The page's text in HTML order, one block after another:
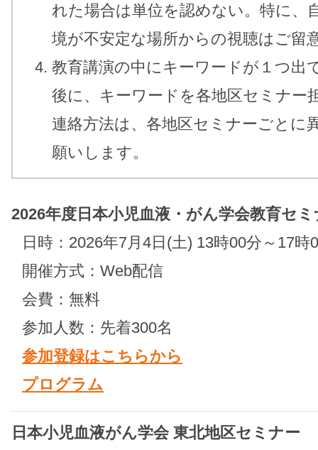
れた場合は単位を認めない。特に、
境が不安定な場所からの視聴はご留
教育講演の中にキーワードが１つ出
後に、キーワードを各地区セミナー
連絡方法は、各地区セミナーごとに
願いします。
2026年度日本小児血液・がん学会教育セミ
日時：2026年7月4日(土) 13時00分～17時
開催方式：Web配信
会費：無料
参加人数：先着300名
参加登録はこちらから
プログラム
日本小児血液がん学会 東北地区セミナー